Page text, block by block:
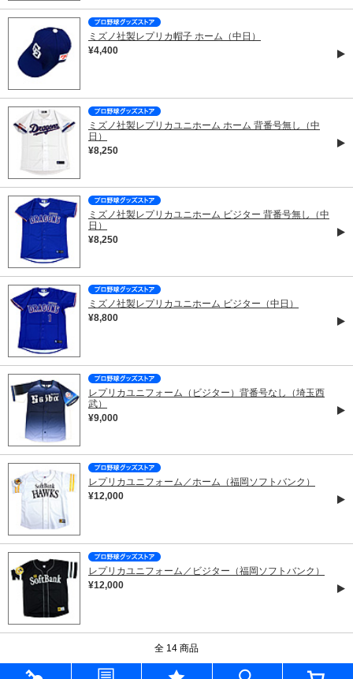
ミズノ社製レプリカ帽子 ホーム（中日）
¥4,400
ミズノ社製レプリカユニホーム ホーム 背番号無し（中
日）
¥8,250
ミズノ社製レプリカユニホーム ビジター 背番号無し（中
日）
¥8,250
ミズノ社製レプリカユニホーム ビジター（中日）
¥8,800
レプリカユニフォーム（ビジター）背番号なし（埼玉西
武）
¥9,000
レプリカユニフォーム／ホーム（福岡ソフトバンク）
¥12,000
レプリカユニフォーム／ビジター（福岡ソフトバンク）
¥12,000
全 14 商品